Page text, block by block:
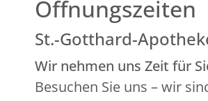
Öffnungszeiten
St.-Gotthard-
Wir nehmen uns Zeit für
Besuchen Sie uns – wir